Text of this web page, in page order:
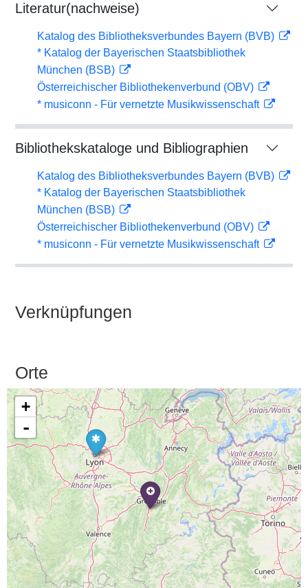
Literatur(nachweise)
Katalog des Bibliotheksverbundes Bayern (BVB)
* Katalog der Bayerischen Staatsbibliothek
München (BSB)
Österreichischer Bibliothekenverbund (OBV)
* musiconn - Für vernetzte Musikwissenschaft
Bibliothekskataloge und Bibliographien
Katalog des Bibliotheksverbundes Bayern (BVB)
* Katalog der Bayerischen Staatsbibliothek
München (BSB)
Österreichischer Bibliothekenverbund (OBV)
* musiconn - Für vernetzte Musikwissenschaft
Verknüpfungen
Orte
+
-